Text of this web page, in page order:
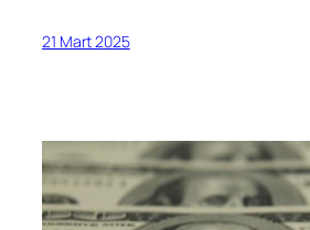
21 Mart 2025